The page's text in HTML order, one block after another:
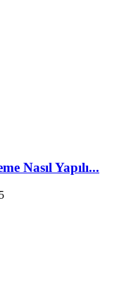
Nasıl Yapılı...